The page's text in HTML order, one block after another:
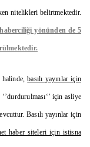
nitelikleri belirtmektedir.
yönünden de 5
halinde,basılı yayınlar için
için asliye
Basılı yayınlar için
haber siteleri için istisna